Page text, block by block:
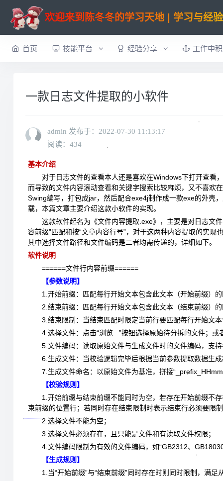
欢迎来到陈冬冬的学习天地 | 学习与经
首页 技能平台 经验分享 工作中
一款日志文件提取的小软件
admin 发布于： 2022-07-30 11:13:17
阅读：434
基本介绍
对于日志文件的查看本人还是喜欢在Windows下打开查看
而导致的文件内容滚动查看和关键字搜索比较麻烦，又不喜欢
Swing编写，打包成jar，然后配合exe4j制作成一款exe的外壳
载，本篇文章主要介绍这款小软件的实现。
这款软件起名为《文件内容提取.exe》，主要是对日志文
容前缀”匹配和按“文章内容行号”，对于这两种内容提取的实
其中选择文件路径和文件编码是二者均需传递的，详细如下。
软件说明
======文件行内容前缀======
【参数说明】
1.开始前缀：匹配每行开始文本包含此文本（开始前缀）
2.结束前缀：匹配每行开始文本包含此文本（结束前缀）
3.结束限制：当结束匹配时限定当前行要匹配每行开始文
4.选择文件：点击“浏览...”按钮选择原始待分拆的文件；或
5.文件编码：读取原始文件与生成文件时的文件编码，支
6.生成文件：当校验逻辑完毕后根据当前参数提取数据生
7.生成文件命名：以原始文件为基准，拼接
【校验规则】
1.开始前缀与结束前缀不能同时为空， 若存在开始前缀不
束前缀的位置行；若同时存在结束限制时表示结束行必须要限
2.选择文件不能为空；
3.选择文件必须存在，且只能是文件和有读取文件权限；
4.文件编码限制为有效的文件编码，如“GB2312、
【生成规则】
1.当“开始前缀”与“结束前缀”同时存在时则同时限制，满